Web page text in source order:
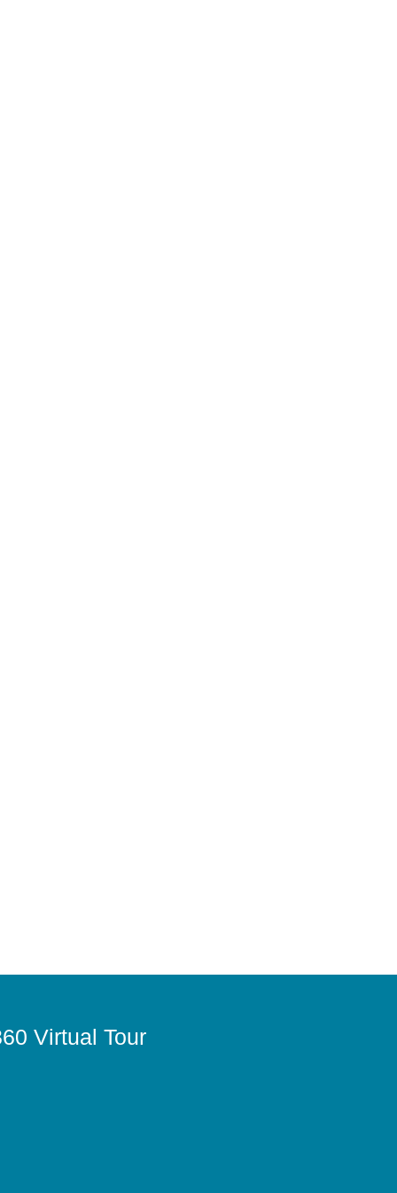
Virtual Tour